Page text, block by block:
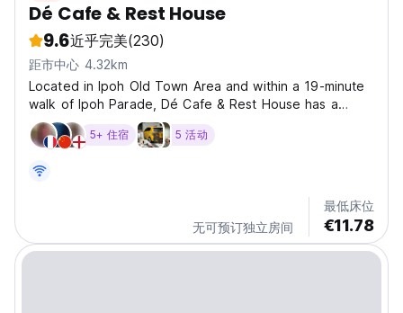
Dé Cafe & Rest House
9.6近乎完美(230)
距市中心 4.32km
Located in Ipoh Old Town Area and within a 19-minute
walk of Ipoh Parade, Dé Cafe & Rest House has a
restaurant, non-smoking rooms, and free WiFi
throughout the property. The property is around 7.1
Tempurung...
5+ 住宿 5 活动
无可预订独立房间
最低床位
€11.78